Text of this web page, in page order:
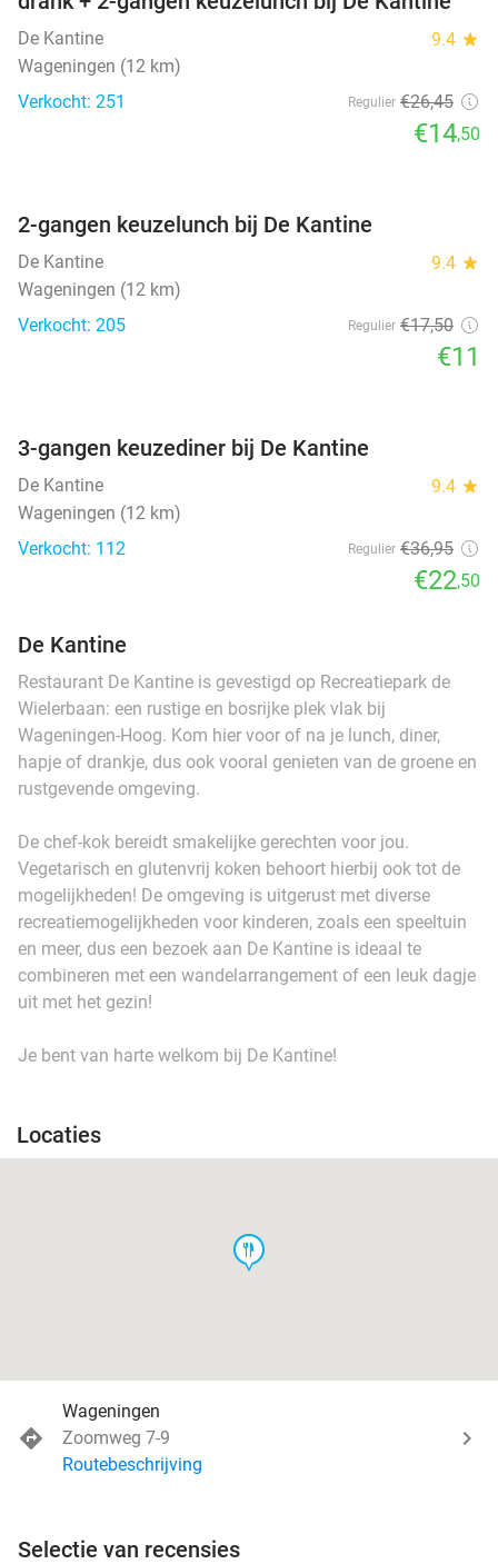
De Kantine 9.4 star
Wageningen (12 km)
Verkocht: 251
Regulier €26,45
€14,50
2-gangen keuzelunch bij De Kantine
De Kantine 9.4 star
Wageningen (12 km)
Verkocht: 205
Regulier €17,50
€11
3-gangen keuzediner bij De Kantine
De Kantine 9.4 star
Wageningen (12 km)
Verkocht: 112
Regulier €36,95
€22,50
De Kantine
Restaurant De Kantine is gevestigd op Recreatiepark de
Wielerbaan: een rustige en bosrijke plek vlak bij
Wageningen-Hoog. Kom hier voor of na je lunch, diner,
hapje of drankje, dus ook vooral genieten van de groene en
rustgevende omgeving.
De chef-kok bereidt smakelijke gerechten voor jou.
Vegetarisch en glutenvrij koken behoort hierbij ook tot de
mogelijkheden! De omgeving is uitgerust met diverse
recreatiemogelijkheden voor kinderen, zoals een speeltuin
en meer, dus een bezoek aan De Kantine is ideaal te
combineren met een wandelarrangement of een leuk dagje
uit met het gezin!
Je bent van harte welkom bij De Kantine!
Locaties
food
Wageningen
Zoomweg 7-9
Routebeschrijving
Selectie van recensies